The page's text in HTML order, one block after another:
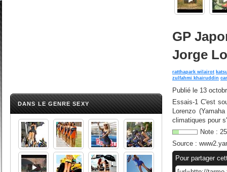
DANS LE GENRE SEXY
GP
Jorge
ratthapark wilairot
zulfahmi khairuddin
Publié le 13
Essais-1 C'est
Lorenzo
climatiques pour
Note : 25
Source :
Pour partager